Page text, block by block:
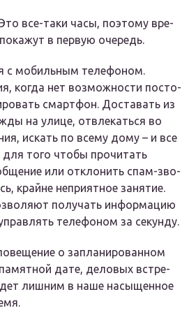
все-таки часы, поэто­му вре­
в первую оче­редь.
с мобиль­ным теле­фо­ном.
когда нет воз­мож­но­сти посто­
смарт­фон. Доста­вать из
на ули­це, отвле­кать­ся во
искать по все­му дому – и все
для того что­бы про­чи­тать
или откло­нить спам-зво­
крайне непри­ят­ное заня­тие.
полу­чать инфор­ма­цию
теле­фо­ном за секун­ду.
о запла­ни­ро­ван­ном
дате, дело­вых встре­
лиш­ним в наше насы­щен­ное